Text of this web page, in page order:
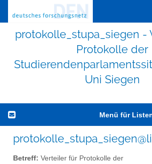
protokolle_stupa_siegen -
Protokolle der
Uni Siegen
Menü für
Betreff: Verteiler für Protokolle der